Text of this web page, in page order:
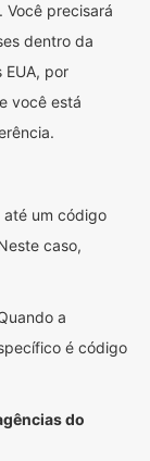
Você precisará
dentro da
EUA, por
você está
até um código
caso,
a
é código
do